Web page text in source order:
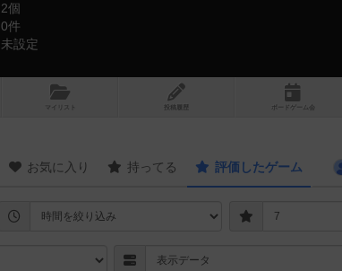
2個
0件
未設定
マイリスト 投稿履歴 ボ ドゲ ーム
お気に入り 持ってる 評価したゲーム